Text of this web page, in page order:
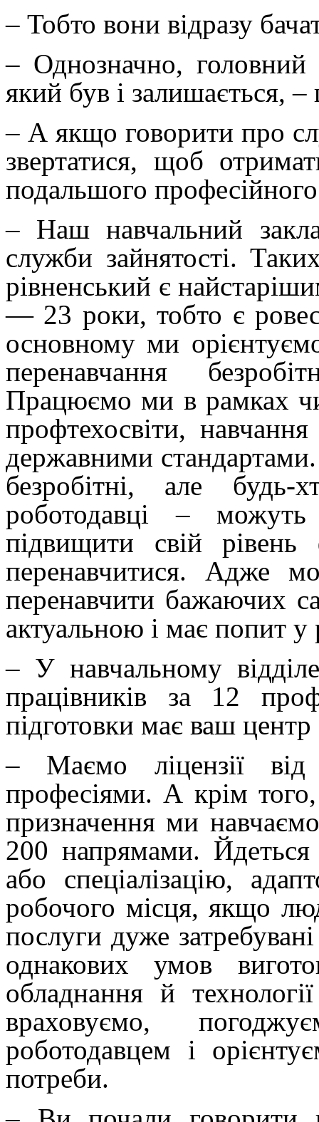
– Тобто вони відразу
– Однозначно, головний
який був і залишається, –
– А якщо говорити про
звертатися, щоб
подальшого
– Наш навчальний
служби зайнятості.
рівненський є
— 23 роки, тобто є
основному ми
перенавчання
Працюємо ми в рамках
профтехосвіти,
державними
безробітні, але
роботодавці –
підвищити свій
перенавчитися. Адже
перенавчити бажаючих
актуальною і має попит у
– У навчальному
працівників за 12
підготовки має ваш центр
– Маємо ліцензії від
професіями. А крім
призначення ми
200 напрямами. Йдеться
або спеціалізацію,
робочого місця, якщо
послуги дуже
однакових умов
обладнання й
враховуємо,
роботодавцем і
потреби.